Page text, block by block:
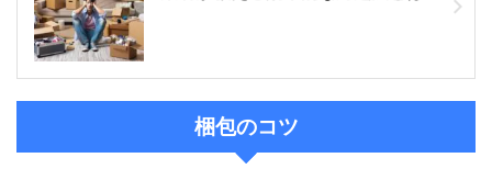
梱包のコツ